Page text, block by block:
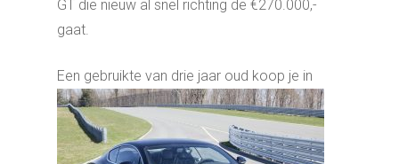
GT die nieuw al snel richting de €270.000,-
gaat.
Een gebruikte van drie jaar oud koop je in